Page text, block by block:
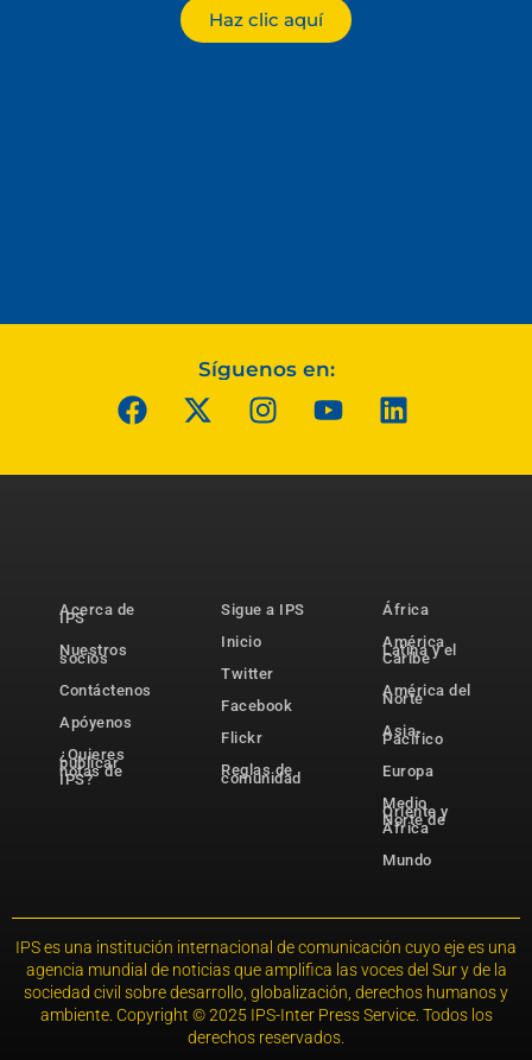
Haz clic aquí
Síguenos en:
Acerca de
IPS
Nuestros
socios
Contáctenos
Apóyenos
¿Quieres
publicar
notas de
IPS?
Sigue a IPS
Inicio
Twitter
Facebook
Flickr
Reglas de
comunidad
África
América
Latina y el
Caribe
América del
Norte
Asia-
Pacífico
Europa
Medio
Oriente y
Norte de
África
Mundo
IPS es una institución internacional de comunicación cuyo eje es una
agencia mundial de noticias que amplifica las voces del Sur y de la
sociedad civil sobre desarrollo, globalización, derechos humanos y
ambiente. Copyright © 2025 IPS-Inter Press Service. Todos los
derechos reservados.